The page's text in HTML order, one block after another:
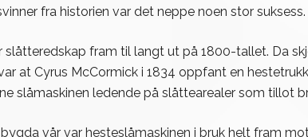
fra historien var det neppe noen stor suksess.
slåtteredskap fram til langt ut på 1800-tallet. Da
at Cyrus McCormick i 1834 oppfant en
slåmaskinen ledende på slåttearealer som tillot
vår var hesteslåmaskinen i bruk helt fram